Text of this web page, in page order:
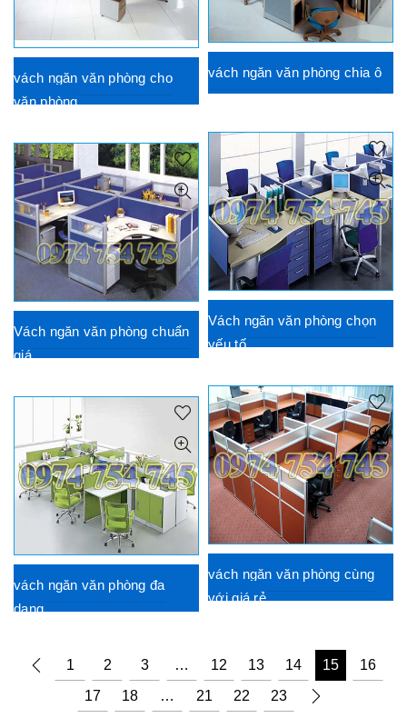
vách ngăn văn phòng chia ô
vách ngăn văn phòng cho
văn phòng
Vách ngăn văn phòng chọn
yếu tố
Vách ngăn văn phòng chuẩn
giá
vách ngăn văn phòng cùng
với giá rẻ
vách ngăn văn phòng đa
dạng
1 2 3 … 12 13 14 15
16
17
18 … 21 22 23